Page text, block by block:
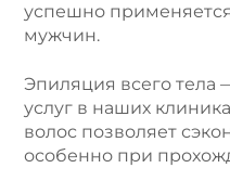
успешно
мужчин.
Эпиляция всего тела
услуг в наших
волос позволяет
особенно при